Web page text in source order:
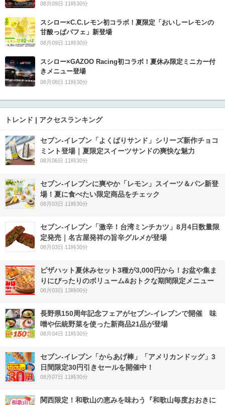
08月09日 11時30分
スシロー×C.C.レモン初コラボ！夏限定「おいしーレモンの
甘酸っぱパフェ」新登場
08月09日 11時30分
スシロー×GAZOO Racing初コラボ！夏休み限定ミニカー付
きメニュー登場
08月08日 11時30分
トレンド | アクセスランキング
セブン‐イレブン「よくばりサンド」シリーズ新作チョコ
ミント登場｜夏限定スイーツサンドの爽快な魅力
08月06日 11時30分
セブン‐イレブンに爽やか「レモン」スイーツ＆パン新登
場！夏に食べたい限定商品をチェック
08月03日 11時30分
セブン-イレブン「激辛！台湾ミンチカツ」8月4日数量限
定発売｜名古屋発祥の旨辛グルメが登場
08月03日 11時30分
ピザハット夏休みセット3種が3,000円から！お盆や集ま
りにぴったりのボリューム&おトクな期間限定メニュー
08月03日 13時00分
長野県150周年記念フェアがセブン-イレブンで開催 味
噌や伝統野菜を使った新商品21品が登場
08月04日 11時30分
セブン‐イレブン「からあげ棒」「アメリカンドッグ」3
日間限定30円引きセールを開催中！
08月07日 11時30分
関西限定！和歌山の恵みを味わう『和歌山毎度おおきに